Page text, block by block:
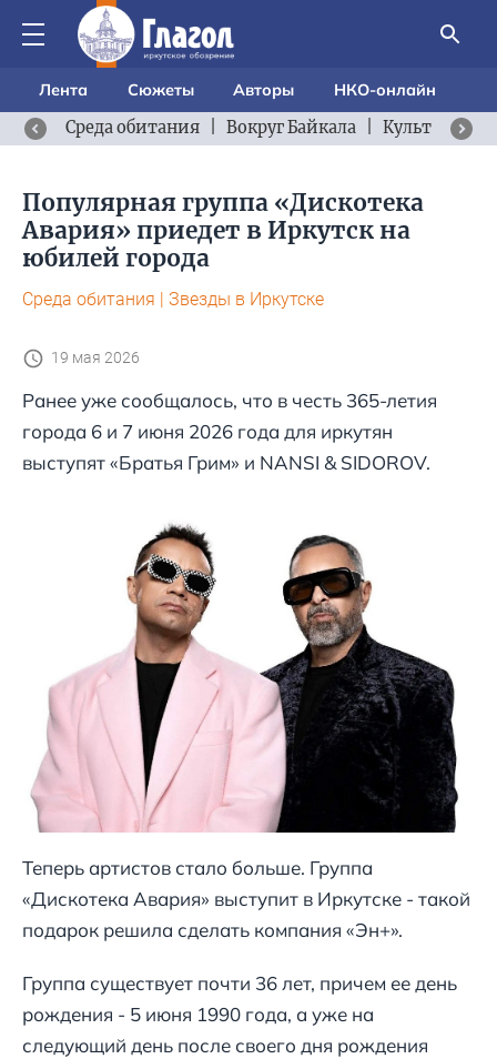
Лента Сюжеты Авторы
НКО-онлайн
Среда обитания
Вокруг Байкала Культурный
Популярная группа «Дискотека
Авария» приедет в Иркутск на
юбилей города
Среда обитания | Звезды в Иркутске
19 мая 2026
Ранее уже сообщалось, что в честь 365-летия
города 6 и 7 июня 2026 года для иркутян
выступят «Братья Грим» и NANSI & SIDOROV.
Теперь артистов стало больше. Группа
«Дискотека Авария» выступит в Иркутске - такой
подарок решила сделать компания «Эн+».
Группа существует почти 36 лет, причем ее день
рождения - 5 июня 1990 года, а уже на
следующий день после своего дня рождения